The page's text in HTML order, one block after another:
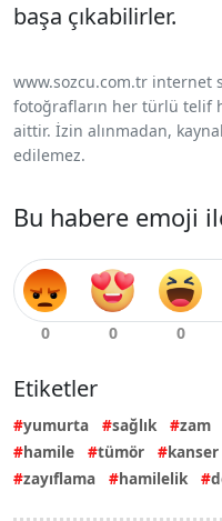
başa çıkabilirler.
www.sozcu.com.tr internet
fotoğrafların her türlü telif
aittir. İzin alınmadan,
edilemez.
Bu habere emoji
Etiketler
yumurta sağlık zam
hamile
tümör kanser
zayıflama
hamilelik